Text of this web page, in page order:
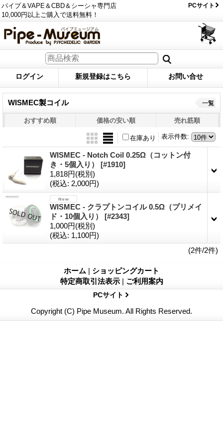
パイプ＆VAPE＆CBD＆シーシャ専門店
10,000円以上ご購入で送料無料！
PCサイト
ログイン 新規登録はこちら お問い合せ
WISMEC製コイル 一覧
おすすめ順 価格の安い順 売れ筋順
表示件数:
在庫あり
WISMEC - Notch Coil 0.25Ω（コットン付
き・5個入り） [#1910]
1,818円(税別)
(税込: 2,000円)
WISMEC - クラプトンコイル 0.5Ω（プリメイ
ド・10個入り） [#2343]
1,000円(税別)
(税込: 1,100円)
(2件/2件)
ホーム | ショッピングカート
特定商取引法表示 | ご利用案内
PCサイト
Copyright (C) Pipe Museum. All Rights Reserved.